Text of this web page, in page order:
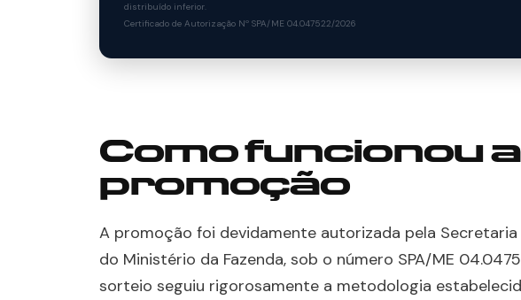
distribuído inferior.
Certificado de Autorização Nº SPA/ME 04.047522/2026
Como funcionou a
promoção
A promoção foi devidamente autorizada pela Secretaria
do Ministério da Fazenda, sob o número SPA/ME
sorteio seguiu rigorosamente a metodologia